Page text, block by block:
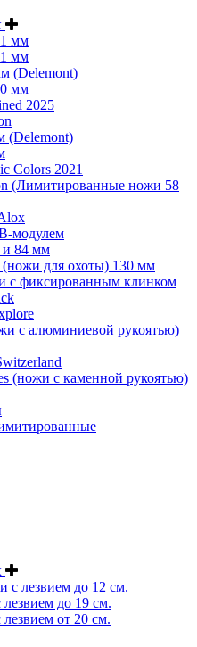
мм
мм
(Delemont)
мм
2025
(Delemont)
Colors 2021
(Лимитированные ножи 58
модулем
и 84 мм
для охоты) 130 мм
с фиксированным клинком
с алюминиевой рукоятью)
(ножи с каменной рукоятью)
с лезвием до 12 см.
до 19 см.
от 20 см.